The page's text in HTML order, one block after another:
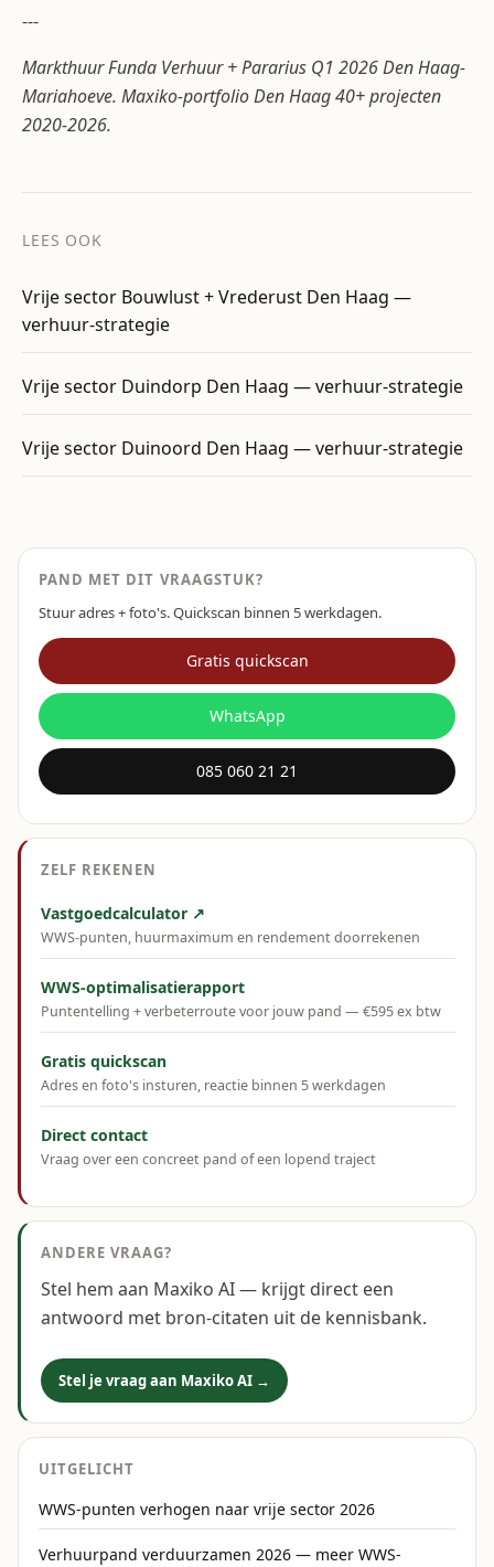
---
Markthuur Funda Verhuur + Pararius Q1 2026 Den Haag-
Mariahoeve. Maxiko-portfolio Den Haag 40+ projecten
2020-2026.
LEES OOK
Vrije sector Bouwlust + Vrederust Den Haag —
verhuur-strategie
Vrije sector Duindorp Den Haag — verhuur-strategie
Vrije sector Duinoord Den Haag — verhuur-strategie
PAND MET DIT VRAAGSTUK?
Stuur adres + foto's. Quickscan binnen 5 werkdagen.
Gratis quickscan
WhatsApp
085 060 21 21
ZELF REKENEN
Vastgoedcalculator ↗
WWS-punten, huurmaximum en rendement doorrekenen
WWS-optimalisatierapport
Puntentelling + verbeterroute voor jouw pand — €595 ex btw
Gratis quickscan
Adres en foto's insturen, reactie binnen 5 werkdagen
Direct contact
Vraag over een concreet pand of een lopend traject
ANDERE VRAAG?
Stel hem aan Maxiko AI — krijgt direct een
antwoord met bron-citaten uit de kennisbank.
Stel je vraag aan Maxiko AI →
UITGELICHT
WWS-punten verhogen naar vrije sector 2026
Verhuurpand verduurzamen 2026 — meer WWS-